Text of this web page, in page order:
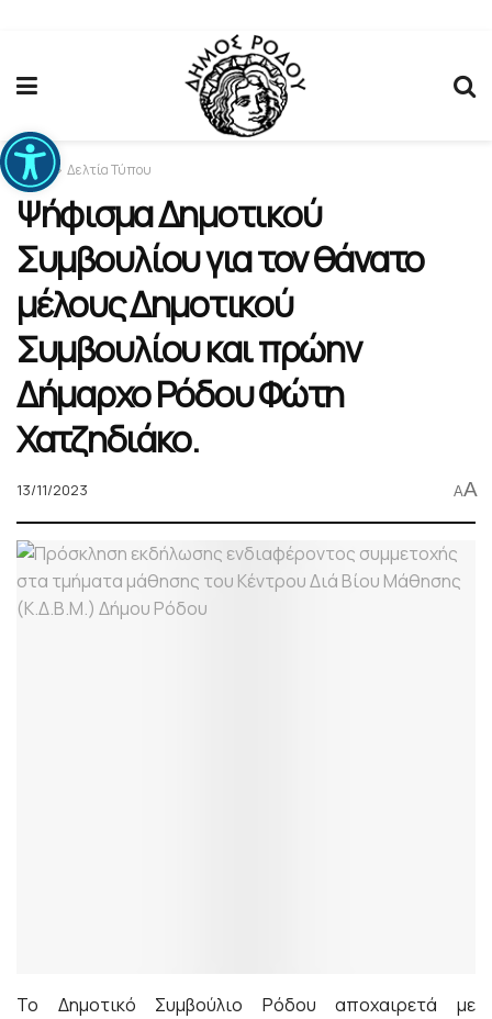
Ανοίξτε τη γραμμή εργαλείων
Home Δελτία Τύπου
Ψήφισμα Δημοτικού
Συμβουλίου για τον θάνατο
μέλους Δημοτικού
Συμβουλίου και πρώην
Δήμαρχο Ρόδου Φώτη
Χατζηδιάκο.
13/11/2023 AA
Το Δημοτικό Συμβούλιο Ρόδου αποχαιρετά με